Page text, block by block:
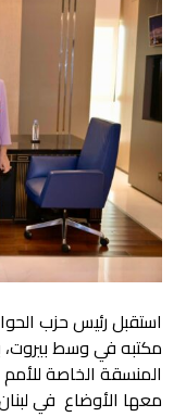
استقبل رئيس حزب
مكتبه في وسط بيروت،
المنسقة الخاصة للأمم
معها الأوضاع في